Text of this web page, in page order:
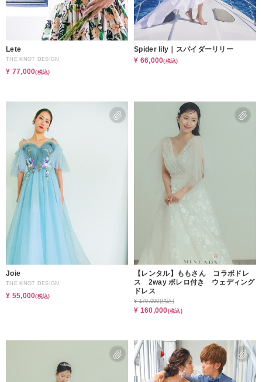
Lete
THE KNOT DESIGN
¥ 77,000(税込)
Spider lily｜スパイダーリリー
¥ 66,000(税込)
Joie
THE KNOT DESIGN
¥ 55,000(税込)
【レンタル】ももさん コラボドレ
ス 2way ボレロ付き ウェディング
ドレス
¥ 170,000(税込)
¥ 160,000(税込)